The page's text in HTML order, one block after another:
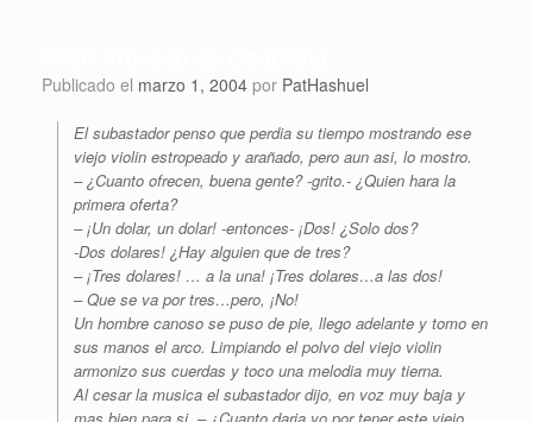
Publicado el marzo 1, 2004 por PatHashuel
El subastador penso que perdia su tiempo mostrando ese
viejo violin estropeado y arañado, pero aun asi, lo mostro.
– ¿Cuanto ofrecen, buena gente? -grito.- ¿Quien hara la
primera oferta?
– ¡Un dolar, un dolar! -entonces- ¡Dos! ¿Solo dos?
-Dos dolares! ¿Hay alguien que de tres?
– ¡Tres dolares! … a la una! ¡Tres dolares…a las dos!
– Que se va por tres…pero, ¡No!
Un hombre canoso se puso de pie, llego adelante y tomo en
sus manos el arco. Limpiando el polvo del viejo violin
armonizo sus cuerdas y toco una melodia muy tierna.
Al cesar la musica el subastador dijo, en voz muy baja y